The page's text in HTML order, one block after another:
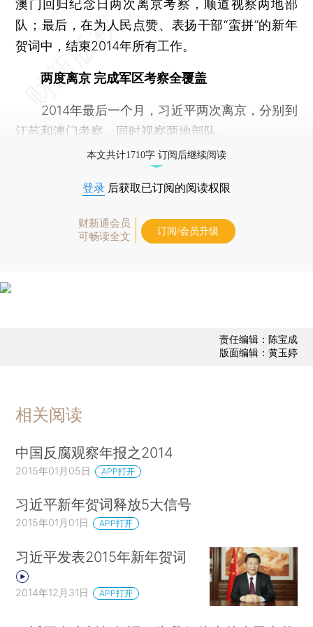
澳门回归纪念日两次离京考察，顺道视察两地部
队；最后，在为人民点赞、表扬干部“蛮拼”的新年
贺词中，结束2014年所有工作。
两度离京 完成军区考察全覆盖
2014年最后一个月，习近平两次离京，分别到
江苏和澳门考察，同时视察两地部队。
本文共计1710字 订阅后继续阅读
登录 后获取已订阅的阅读权限
财新通会员
可畅读全文
订阅/会员升级
责任编辑：陈宝成
版面编辑：黄玉婷
相关阅读
中国反腐观察年报之2014
2015年01月05日 APP打开
习近平新年贺词释放5大信号
2015年01月01日 APP打开
习近平发表2015年新年贺词
2014年12月31日 APP打开